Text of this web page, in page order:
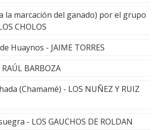
la marcación del ganado) por el grupo
CHOLOS
Huaynos - JAIME TORRES
BARBOZA
(Chamamé) - LOS NUÑEZ Y RUIZ
- LOS GAUCHOS DE ROLDAN